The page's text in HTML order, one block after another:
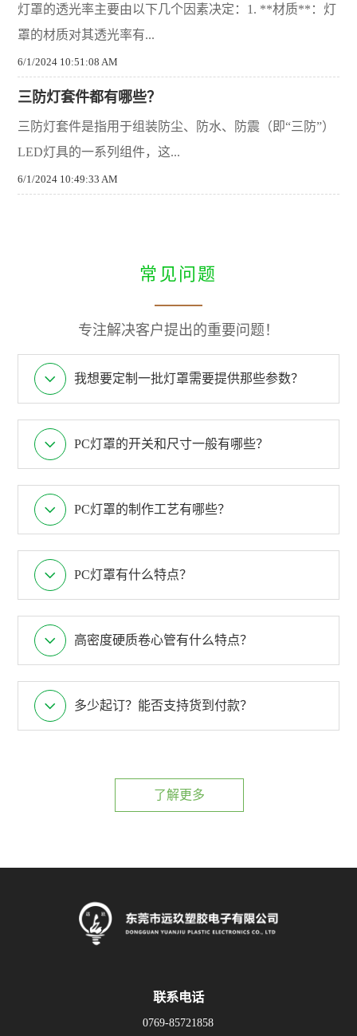
灯罩的透光率主要由以下几个因素决定：1. **材质**：灯
罩的材质对其透光率有...
6/1/2024 10:51:08 AM
三防灯套件都有哪些？
三防灯套件是指用于组装防尘、防水、防震（即“三防”）
LED灯具的一系列组件，这...
6/1/2024 10:49:33 AM
常见问题
专注解决客户提出的重要问题！
我想要定制一批灯罩需要提供那些参数？
PC灯罩的开关和尺寸一般有哪些？
PC灯罩的制作工艺有哪些？
PC灯罩有什么特点？
高密度硬质卷心管有什么特点？
多少起订？能否支持货到付款？
了解更多
联系电话
0769-85721858